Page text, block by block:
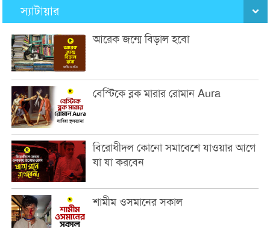
স্যাটায়ার
আরেক জন্মে বিড়াল হবো
বেস্টিকে ব্লক মারার রোমান Aura
বিরোধীদল কোনো সমাবেশে যাওয়ার আগে
যা যা করবেন
শামীম ওসমানের সকাল